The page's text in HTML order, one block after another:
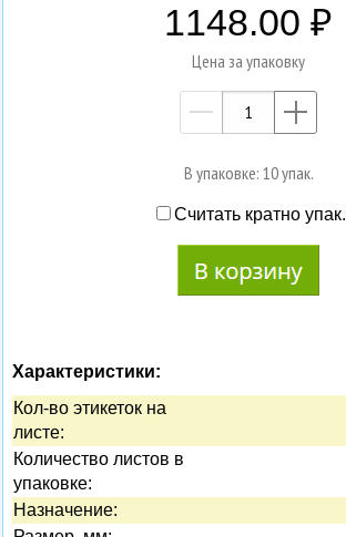
1148.00
Цена за упаковку
—
В упаковке: 10 упак.
Считать кратно упак.
Характеристики:
Кол-во этикеток на
листе:
Количество листов в
упаковке:
Назначение: